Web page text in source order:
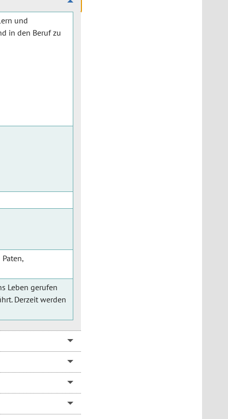
und
in den Beruf zu
Leben gerufen
Derzeit werden